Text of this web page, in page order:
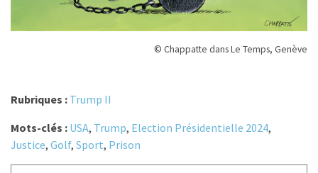
© Chappatte dans Le Temps, Genève
Rubriques : Trump II
Mots-clés : USA, Trump, Election Présidentielle 2024,
Justice, Golf, Sport, Prison